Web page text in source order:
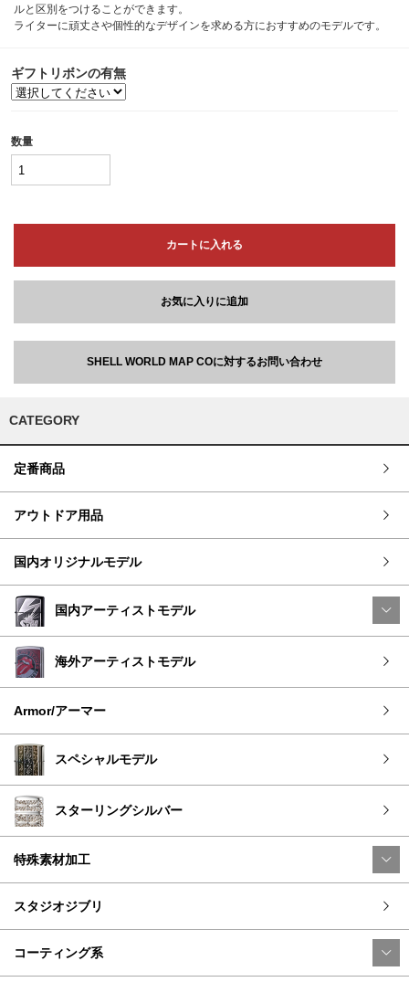
ルと区別をつけることができます。
ライターに頑丈さや個性的なデザインを求める方におすすめのモデルです。
ギフトリボンの有無
数量
カートに入れる
お気に入りに追加
SHELL WORLD MAP COに対するお問い合わせ
CATEGORY
定番商品
アウトドア用品
国内オリジナルモデル
国内アーティストモデル
海外アーティストモデル
Armor/アーマー
スペシャルモデル
スターリングシルバー
特殊素材加工
スタジオジブリ
コーティング系